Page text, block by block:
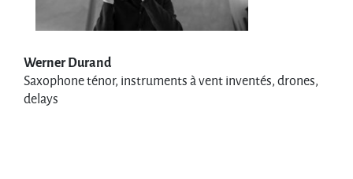
Werner Durand
Saxophone ténor, instruments à vent inventés, drones,
delays